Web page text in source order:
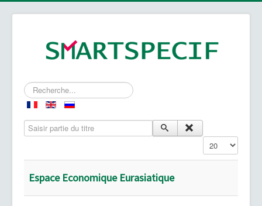
Rechercher
Saisir partie du titre
Affichage #
Espace Economique Eurasiatique